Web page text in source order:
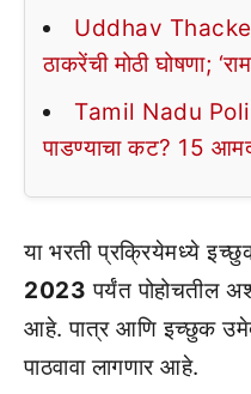
Uddhav
ठाकरेंची मोठी घोषणा;
Tamil Nadu
पाडण्याचा कट? 15
या भरती प्रक्रियेमध्ये
2023 पर्यंत पोहोचतील
आहे. पात्र आणि इच्छुक
पाठवावा लागणार आहे.